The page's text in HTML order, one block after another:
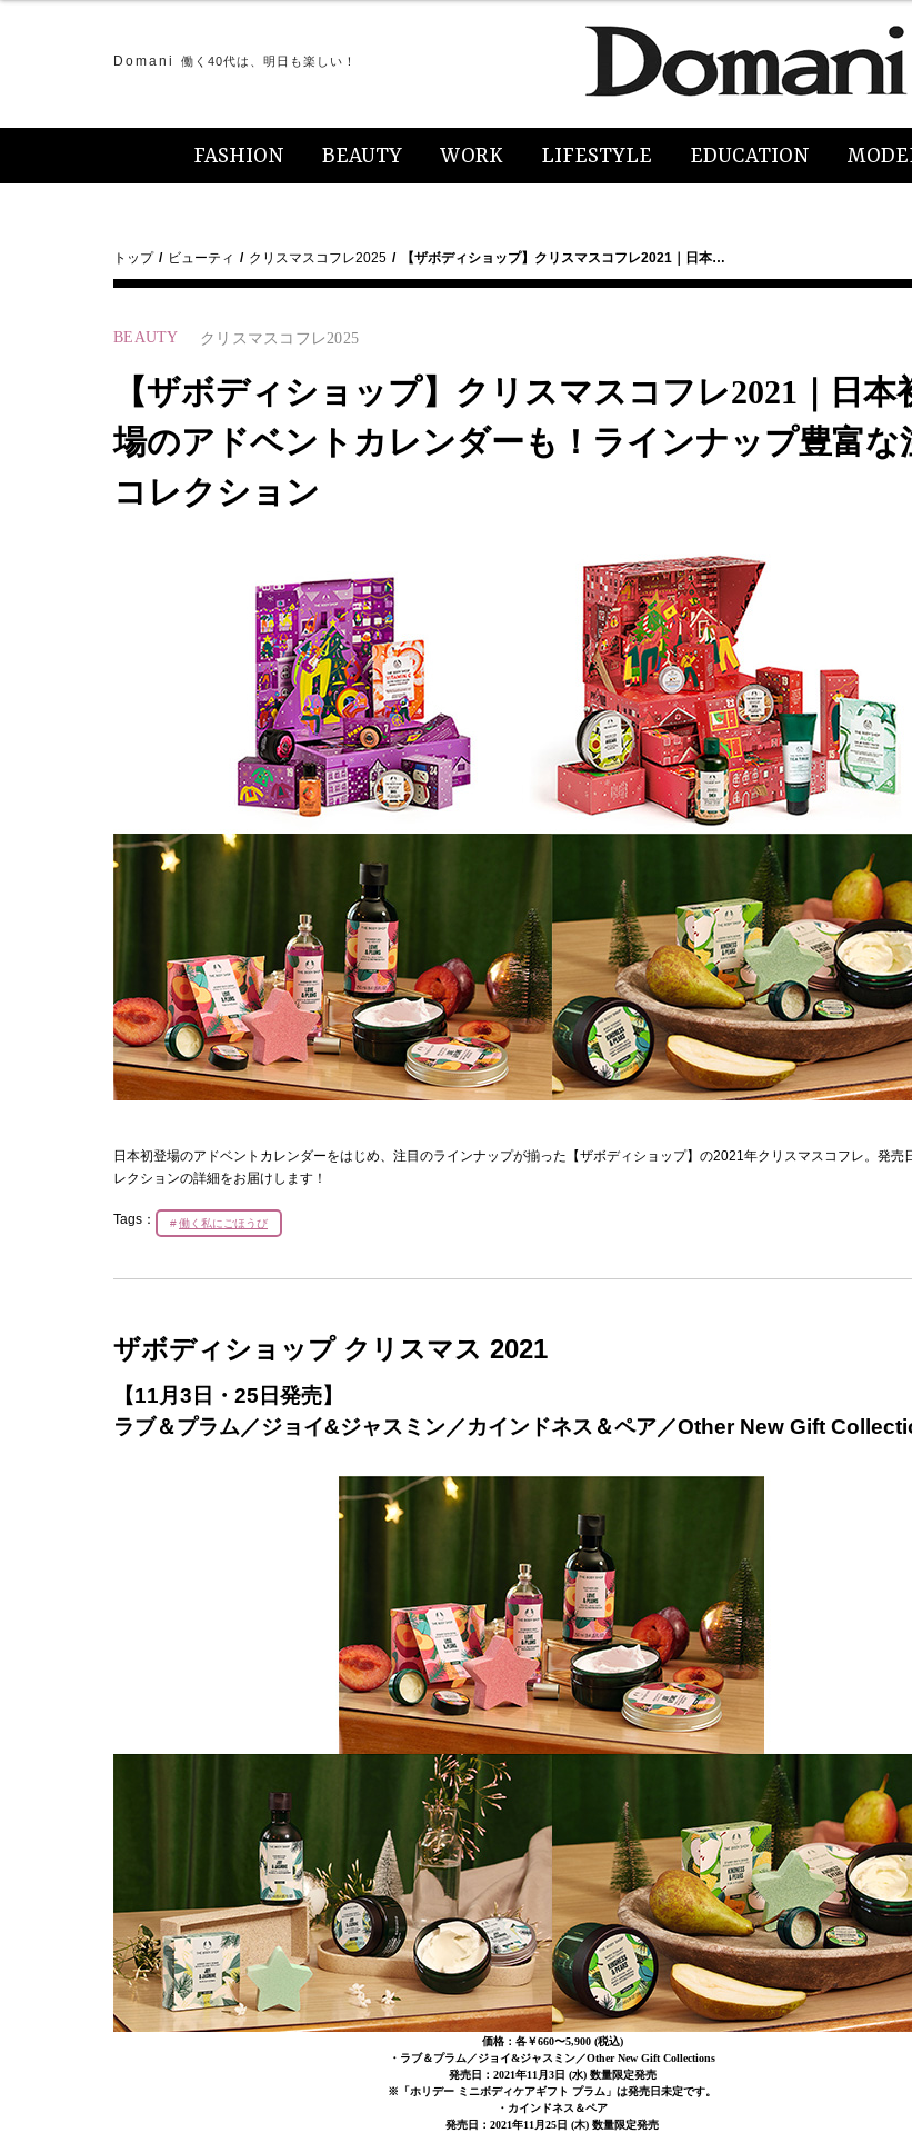
Domani 働く40代は、明日も楽しい！
FASHION BEAUTY WORK LIFESTYLE EDUCATION
トップ ビューティ クリスマスコフレ2025 【ザボディショップ】クリスマスコフレ2021｜日本…
BEAUTY クリスマスコフレ2025
【ザボディショップ】クリスマスコフレ2021｜日本
場のアドベントカレンダーも！ラインナップ豊富な
コレクション
日本初登場のアドベントカレンダーをはじめ、注目のラインナップが揃った【ザボディショップ】の2021年クリスマスコフレ。発売
レクションの詳細をお届けします！
Tags： 働く私にごほうび
ザボディショップ クリスマス 2021
【11月3日・25日発売】
ラブ＆プラム／ジョイ&ジャスミン／カインドネス＆ペア／Other New Gift
価格：各￥660〜5,900 (税込)
・ラブ＆プラム／ジョイ&ジャスミン／Other New Gift Collections
発売日：2021年11月3日 (水) 数量限定発売
※「ホリデー ミニボディケアギフト プラム」は発売日未定です。
・カインドネス＆ペア
発売日：2021年11月25日 (木) 数量限定発売